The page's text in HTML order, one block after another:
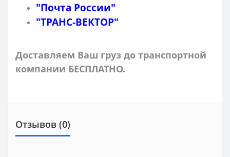
"Почта России"
"ТРАНС-ВЕКТОР"
Доставляем Ваш груз до транспортной
компании БЕСПЛАТНО.
Отзывов (0)